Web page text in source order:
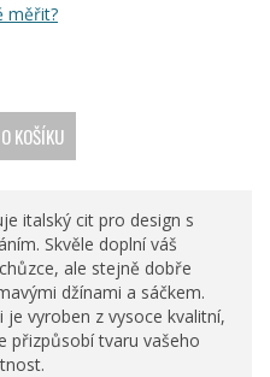
měřit?
KOŠÍKU
italský cit pro design s
Skvěle doplní váš
ale stejně dobře
džínami a sáčkem.
vyroben z vysoce kvalitní,
přizpůsobí tvaru vašeho